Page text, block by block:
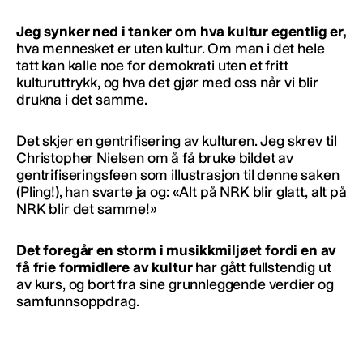
Jeg synker ned i tanker om hva kultur egentlig er,
hva mennesket er uten kultur. Om man i det hele
tatt kan kalle noe for demokrati uten et fritt
kulturuttrykk, og hva det gjør med oss når vi blir
drukna i det samme.
Det skjer en gentrifisering av kulturen. Jeg skrev til
Christopher Nielsen om å få bruke bildet av
gentrifiseringsfeen som illustrasjon til denne saken
(Pling!), han svarte ja og: «Alt på NRK blir glatt, alt på
NRK blir det samme!»
Det foregår en storm i musikkmiljøet fordi en av
få frie formidlere av kulturhar gått fullstendig ut
av kurs, og bort fra sine grunnleggende verdier og
samfunnsoppdrag.